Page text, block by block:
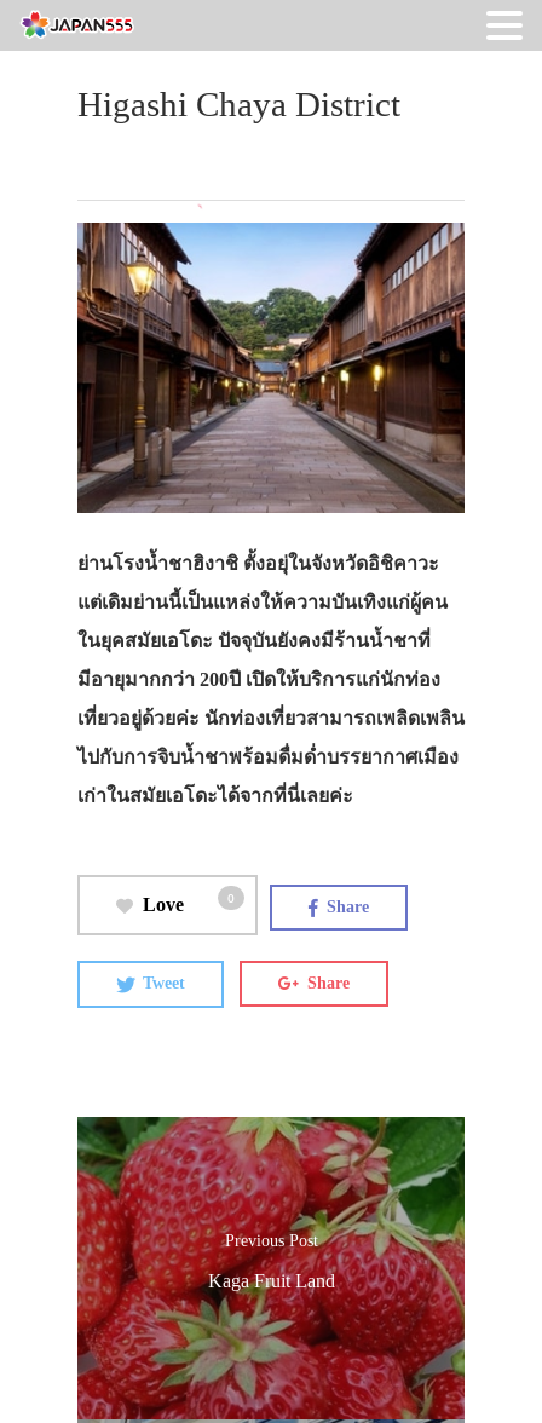
Higashi Chaya District
ย่านโรงน้ำชาฮิงาชิ ตั้งอยุ่ในจังหวัดอิชิคาวะ
แต่เดิมย่านนี้เป็นแหล่งให้ความบันเทิงแก่ผู้คน
ในยุคสมัยเอโดะ ปัจจุบันยังคงมีร้านน้ำชาที่
มีอายุมากกว่า 200ปี เปิดให้บริการแก่นักท่อง
เที่ยวอยู่ด้วยค่ะ นักท่องเที่ยวสามารถเพลิดเพลิน
ไปกับการจิบน้ำชาพร้อมดื่มด่ำบรรยากาศเมือง
เก่าในสมัยเอโดะได้จากที่นี่เลยค่ะ
Love 0 Share
Tweet Share
Previous Post
Kaga Fruit Land